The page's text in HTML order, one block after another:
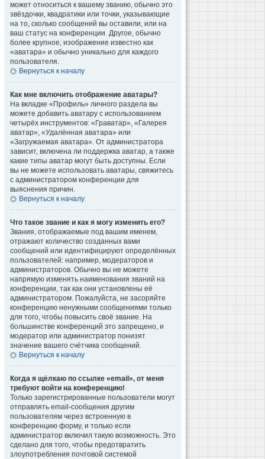
может относиться к вашему званию, обычно это
звёздочки, квадратики или точки, указывающие
на то, сколько сообщений вы оставили, или на
ваш статус на конференции. Другое, обычно
более крупное, изображение известно как
«аватара» и обычно уникально для каждого
пользователя.
Вернуться к началу
Как мне включить отображение аватары?
На вкладке «Профиль» личного раздела вы
можете добавить аватару с использованием
четырёх инструментов: «Граватар», «Галерея
аватар», «Удалённая аватара» или
«Загружаемая аватара». От администратора
зависит, включена ли поддержка аватар, а также
какие типы аватар могут быть доступны. Если
вы не можете использовать аватары, свяжитесь
с администратором конференции для
выяснения причин.
Вернуться к началу
Что такое звание и как я могу изменить его?
Звания, отображаемые под вашим именем,
отражают количество созданных вами
сообщений или идентифицируют определённых
пользователей: например, модераторов и
администраторов. Обычно вы не можете
напрямую изменять наименования званий на
конференции, так как они установлены её
администратором. Пожалуйста, не засоряйте
конференцию ненужными сообщениями только
для того, чтобы повысить своё звание. На
большинстве конференций это запрещено, и
модератор или администратор понизят
значение вашего счётчика сообщений.
Вернуться к началу
Когда я щёлкаю по ссылке «email», от меня
требуют войти на конференцию!
Только зарегистрированные пользователи могут
отправлять email-сообщения другим
пользователям через встроенную в
конференцию форму, и только если
администратор включил такую возможность. Это
сделано для того, чтобы предотвратить
злоупотребления почтовой системой